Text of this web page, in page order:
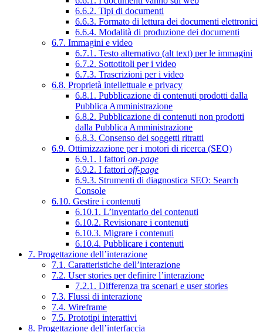
6.6.2. Tipi di documenti
6.6.3. Formato di lettura dei documenti elettronici
6.6.4. Modalità di produzione dei documenti
6.7. Immagini e video
6.7.1. Testo alternativo (alt text) per le immagini
6.7.2. Sottotitoli per i video
6.7.3. Trascrizioni per i video
6.8. Proprietà intellettuale e privacy
6.8.1. Pubblicazione di contenuti prodotti dalla
Pubblica Amministrazione
6.8.2. Pubblicazione di contenuti non prodotti
dalla Pubblica Amministrazione
6.8.3. Consenso dei soggetti ritratti
6.9. Ottimizzazione per i motori di ricerca (SEO)
6.9.1. I fattori on-page
6.9.2. I fattori off-page
6.9.3. Strumenti di diagnostica SEO: Search
Console
6.10. Gestire i contenuti
6.10.1. L’inventario dei contenuti
6.10.2. Revisionare i contenuti
6.10.3. Migrare i contenuti
6.10.4. Pubblicare i contenuti
7. Progettazione dell’interazione
7.1. Caratteristiche dell’interazione
7.2. User stories per definire l’interazione
7.2.1. Differenza tra scenari e user stories
7.3. Flussi di interazione
7.4. Wireframe
7.5. Prototipi interattivi
8. Progettazione dell’interfaccia